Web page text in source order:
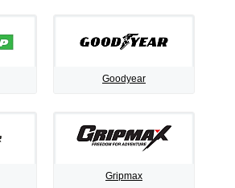
Goodyear
Gripmax